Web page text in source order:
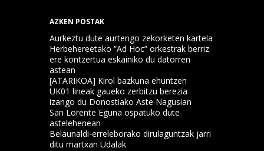
AZKEN POSTAK
Aurkeztu dute aurtengo zekorketen kartela
Herbehereetako “Ad Hoc” orkestrak berriz
ere kontzertua eskainiko du datorren
astean
[ATARIKOA] Kirol bazkuna ehuntzen
UK01 lineak gaueko zerbitzu berezia
izango du Donostiako Aste Nagusian
San Lorente Eguna ospatuko dute
astelehenean
Belaunaldi-erreleborako dirulaguntzak jarri
ditu martxan Udalak